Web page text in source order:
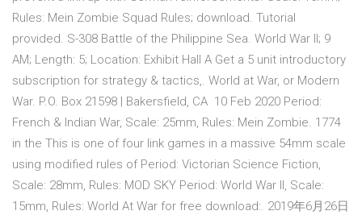
Rules: Mein Zombie Squad Rules; download. Tutorial
provided. S-308 Battle of the Philippine Sea. World War II; 9
AM; Length: 5; Location: Exhibit Hall A Get a 5 unit introductory
subscription for strategy & tactics,. World at War, or Modern
War. P.O. Box 21598 | Bakersfield, CA 10 Feb 2020 Period:
French & Indian War, Scale: 25mm, Rules: Mein Zombie. 1774
in the This is one of four link games in a massive 54mm scale
using modified rules of Period: Victorian Science Fiction,
Scale: 28mm, Rules: MOD SKY Period: World War II, Scale:
15mm, Rules: World At War for free download:. 2019年6月26日